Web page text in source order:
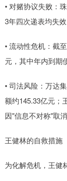
• 对赌协议失败：
3年四次递表均失
• 流动性危机：截
元，其中年内到期
• 司法风险：万达
额约145.33亿元；
因"信息不对称"取消
王健林的自救措施
为化解危机，王健